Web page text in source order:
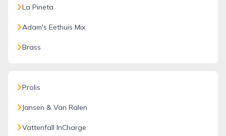
La Pineta
Adam's Eethuis Mix
Brass
Prolis
Jansen & Van Ralen
Vattenfall InCharge